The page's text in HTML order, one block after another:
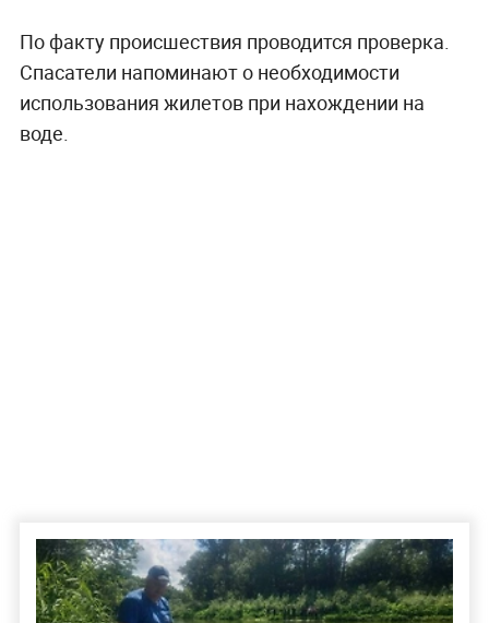
По факту происшествия проводится проверка.
Спасатели напоминают о необходимости
использования жилетов при нахождении на
воде.